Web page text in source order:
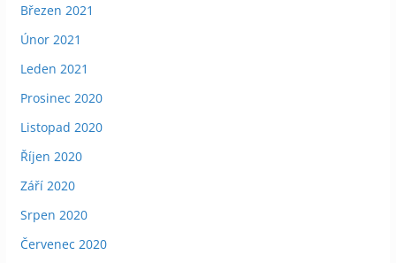
Březen 2021
Únor 2021
Leden 2021
Prosinec 2020
Listopad 2020
Říjen 2020
Září 2020
Srpen 2020
Červenec 2020